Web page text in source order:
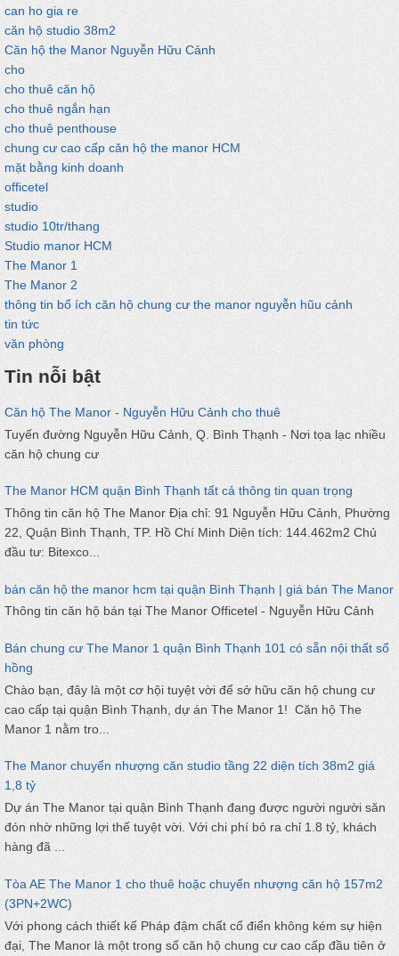
can ho gia re
căn hộ studio 38m2
Căn hộ the Manor Nguyễn Hữu Cảnh
cho
cho thuê căn hộ
cho thuê ngắn hạn
cho thuê penthouse
chung cư cao cấp căn hộ the manor HCM
mặt bằng kinh doanh
officetel
studio
studio 10tr/thang
Studio manor HCM
The Manor 1
The Manor 2
thông tin bổ ích căn hộ chung cư the manor nguyễn hũu cảnh
tin tức
văn phòng
Tin nỗi bật
Căn hộ The Manor - Nguyễn Hữu Cảnh cho thuê
Tuyến đường Nguyễn Hữu Cảnh, Q. Bình Thạnh - Nơi tọa lạc nhiều
căn hộ chung cư
The Manor HCM quận Bình Thạnh tất cả thông tin quan trọng
Thông tin căn hộ The Manor Địa chỉ: 91 Nguyễn Hữu Cảnh, Phường
22, Quận Bình Thạnh, TP. Hồ Chí Minh Diện tích: 144.462m2 Chủ
đầu tư: Bitexco...
bán căn hộ the manor hcm tại quận Bình Thạnh | giá bán The Manor
Thông tin căn hộ bán tại The Manor Officetel - Nguyễn Hữu Cảnh
Bán chung cư The Manor 1 quận Bình Thạnh 101 có sẵn nội thất sổ
hồng
Chào bạn, đây là một cơ hội tuyệt vời để sở hữu căn hộ chung cư
cao cấp tại quận Bình Thạnh, dự án The Manor 1! Căn hộ The
Manor 1 nằm tro...
The Manor chuyển nhượng căn studio tầng 22 diện tích 38m2 giá
1,8 tỷ
Dự án The Manor tại quận Bình Thạnh đang được người người săn
đón nhờ những lợi thế tuyệt vời. Với chi phí bỏ ra chỉ 1.8 tỷ, khách
hàng đã ...
Tòa AE The Manor 1 cho thuê hoặc chuyển nhượng căn hộ 157m2
(3PN+2WC)
Với phong cách thiết kế Pháp đậm chất cổ điển không kém sự hiện
đại, The Manor là một trong số căn hộ chung cư cao cấp đầu tiên ở